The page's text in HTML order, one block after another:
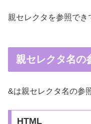
親セレクタを参照でき
親セレクタ名の
&は親セレクタ名の参
HTML